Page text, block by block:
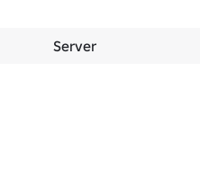
Server